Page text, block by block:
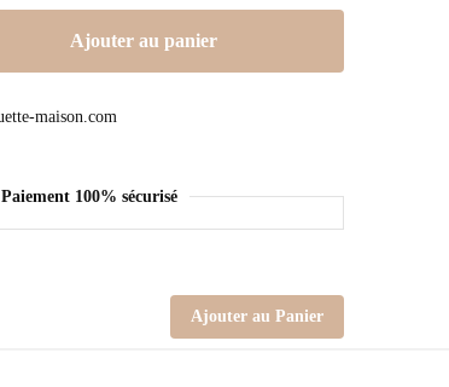
Ajouter au panier
Paiement 100% sécurisé
Ajouter au Panier